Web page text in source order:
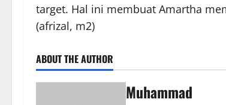
target. Hal ini membuat Amartha
(afrizal, m2)
ABOUT THE AUTHOR
Muhammad